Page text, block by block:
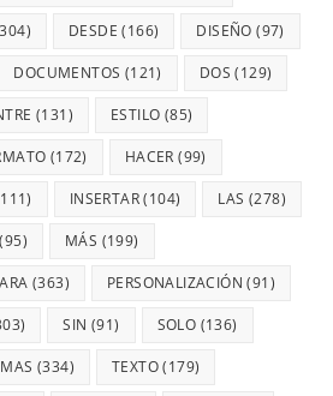
DESDE (166) DISEÑO (97)
DOCUMENTOS (121) DOS (129)
(131) ESTILO (85)
(172) HACER (99)
INSERTAR(104) LAS (278)
(95) MÁS (199)
(363) PERSONALIZACIÓN (91)
SIN (91) SOLO (136)
(334) TEXTO(179)